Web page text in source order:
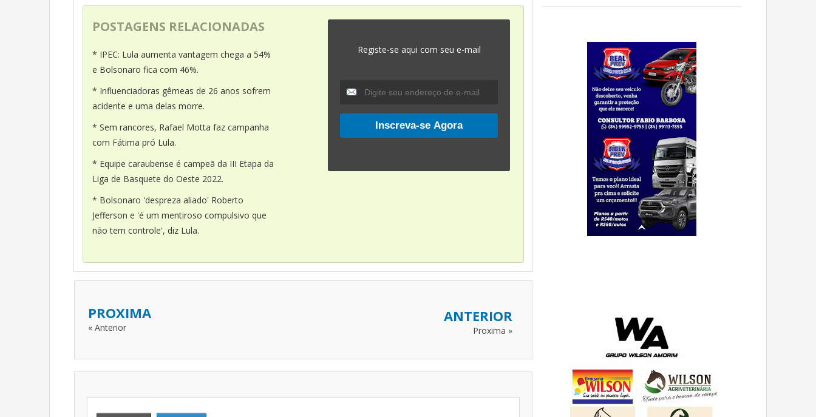
POSTAGENS RELACIONADAS
* IPEC: Lula aumenta vantagem chega a 54%
e Bolsonaro fica com 46%.
* Influenciadoras gêmeas de 26 anos sofrem
acidente e uma delas morre.
* Sem rancores, Rafael Motta faz campanha
com Fátima pró Lula.
* Equipe caraubense é campeã da III Etapa da
Liga de Basquete do Oeste 2022.
* Bolsonaro 'despreza aliado' Roberto
Jefferson e 'é um mentiroso compulsivo que
não tem controle', diz Lula.
Registe-se aqui com seu e-mail
PROXIMA
« Anterior
ANTERIOR
Proxima »